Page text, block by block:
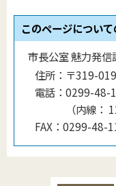
このページについ
市長公室 魅力発
住所： 〒319-
電話： 0299-48-
（内線 ：
FAX： 0299-48-